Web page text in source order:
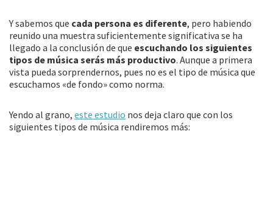
Y sabemos que cada persona es diferente, pero habiendo
reunido una muestra suficientemente significativa se ha
llegado a la conclusión de que escuchando los siguientes
tipos de música serás más productivo. Aunque a primera
vista pueda sorprendernos, pues no es el tipo de música que
escuchamos «de fondo» como norma.
Yendo al grano, este estudio nos deja claro que con los
siguientes tipos de música rendiremos más: